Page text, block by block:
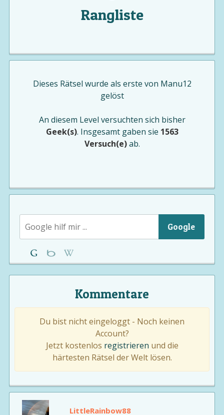
Rangliste
Dieses Rätsel wurde als erste von Manu12
gelöst
An diesem Level versuchten sich bisher
Geek(s). Insgesamt gaben sie 1563
Versuch(e)ab.
Google
Kommentare
Du bist nicht eingeloggt - Noch keinen
Account?
Jetzt kostenlos registrieren und die
härtesten Rätsel der Welt lösen.
LittleRainbow88